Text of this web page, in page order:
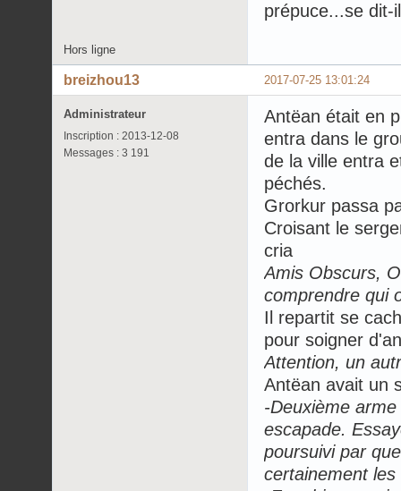
prépuce...se dit-il
Hors ligne
2017-07-25 13:01:24
breizhou13
Administrateur
Inscription : 2013-12-08
Messages : 3 191
Antëan était en
entra dans le
de la ville entra
péchés.
Grorkur passa
Croisant le
cria
Amis Obscurs,
comprendre qui
Il repartit se
pour soigner
Attention, un
Antëan avait un
-Deuxième
escapade.
poursuivi par
certainement